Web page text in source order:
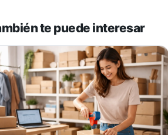
te puede interesar